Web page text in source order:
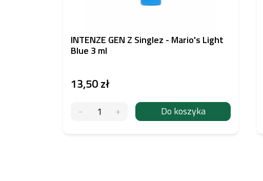
INTENZE GEN Z Singlez - Mario's Light
Blue 3 ml
13,50 zł
Do koszyka